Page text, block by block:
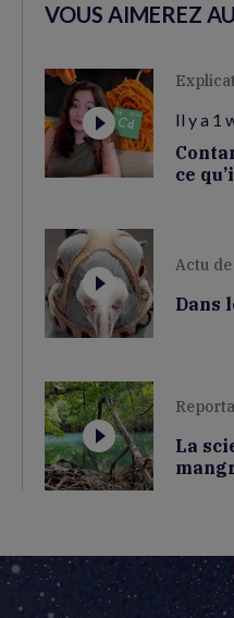
VOUS AIMEREZ
Il y a 1
ce
Actu
Dans
La